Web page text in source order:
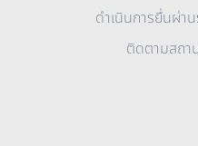
ดำเนินการยื่นผ่า
ติดตามสถา